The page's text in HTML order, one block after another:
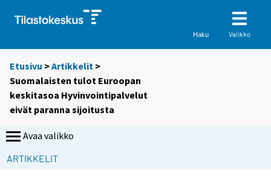
Haku Valikko
Etusivu >Artikkelit >
Suomalaisten tulot Euroopan
keskitasoa Hyvinvointipalvelut
eivät paranna sijoitusta
Avaa valikko
ARTIKKELIT